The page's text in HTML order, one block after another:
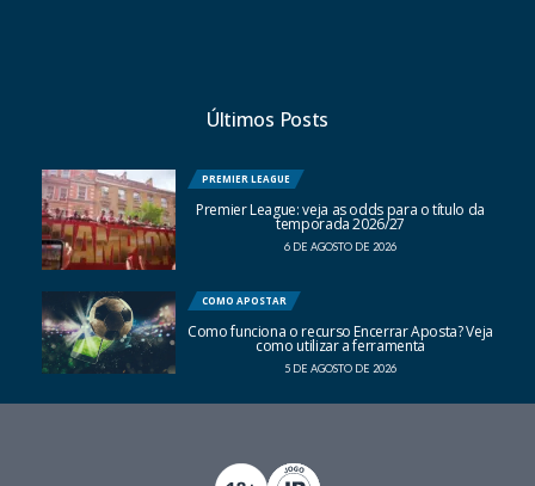
Últimos Posts
PREMIER LEAGUE
Premier League: veja as odds para o título da
temporada 2026/27
6 DE AGOSTO DE 2026
COMO APOSTAR
Como funciona o recurso Encerrar Aposta? Veja
como utilizar a ferramenta
5 DE AGOSTO DE 2026